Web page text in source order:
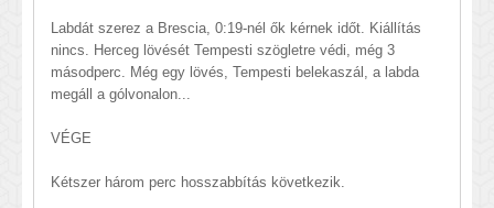
Labdát szerez a Brescia, 0:19-nél ők kérnek időt. Kiállítás
nincs. Herceg lövését Tempesti szögletre védi, még 3
másodperc. Még egy lövés, Tempesti belekaszál, a labda
megáll a gólvonalon...
VÉGE
Kétszer három perc hosszabbítás következik.